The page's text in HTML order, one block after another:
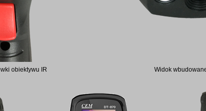
obiektywu IR Widok